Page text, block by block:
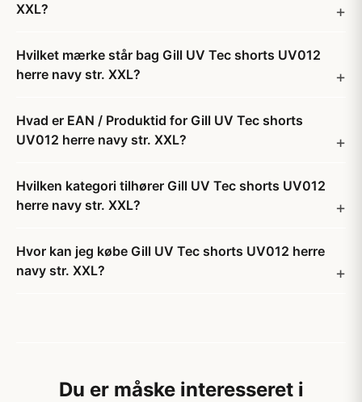
XXL?
Hvilket mærke står bag Gill UV Tec shorts UV012
herre navy str. XXL?
Hvad er EAN / Produktid for Gill UV Tec shorts
UV012 herre navy str. XXL?
Hvilken kategori tilhører Gill UV Tec shorts UV012
herre navy str. XXL?
Hvor kan jeg købe Gill UV Tec shorts UV012 herre
navy str. XXL?
Du er måske interesseret i